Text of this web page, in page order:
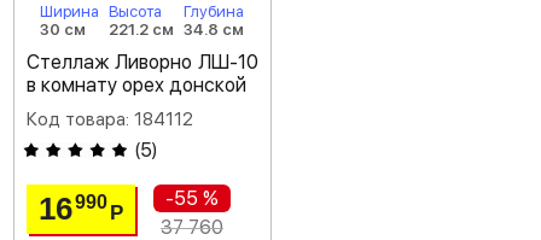
Ширина
30 см
Высота
221.2 см
Глубина
34.8 см
Стеллаж Ливорно ЛШ-10
в комнату орех донской
Код товара: 184112
(5)
16990Р
-55 %
37 760